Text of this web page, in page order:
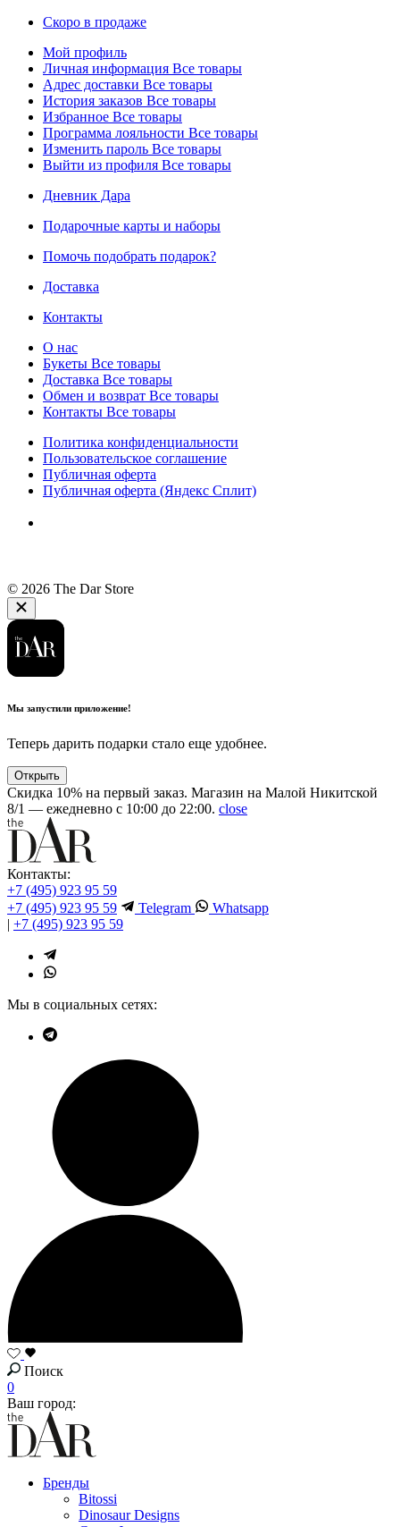
Скоро в продаже
Мой профиль
Личная информация Все товары
Адрес доставки Все товары
История заказов Все товары
Избранное Все товары
Программа лояльности Все товары
Изменить пароль Все товары
Выйти из профиля Все товары
Дневник Дара
Подарочные карты и наборы
Помочь подобрать подарок?
Доставка
Контакты
О нас
Букеты Все товары
Доставка Все товары
Обмен и возврат Все товары
Контакты Все товары
Политика конфиденциальности
Пользовательское соглашение
Публичная оферта
Публичная оферта (Яндекс Сплит)
© 2026 The Dar Store
Мы запустили приложение!
Теперь дарить подарки стало еще удобнее.
Открыть
Скидка 10% на первый заказ. Магазин на Малой Никитской
8/1 — ежедневно с 10:00 до 22:00. close
Контакты:
+7 (495) 923 95 59
+7 (495) 923 95 59
Telegram
Whatsapp
| +7 (495) 923 95 59
Мы в социальных сетях:
Поиск
0
Ваш город:
Бренды
Bitossi
Dinosaur Designs